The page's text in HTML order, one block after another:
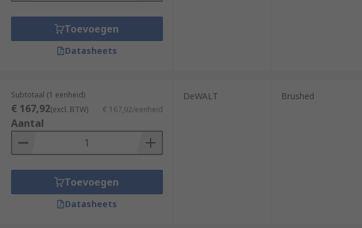
Toevoegen
Datasheets
Subtotaal (1 eenheid)
€ 167,92(excl. BTW) € 167,92/eenheid
Aantal
Toevoegen
Datasheets
DeWALT Brushed